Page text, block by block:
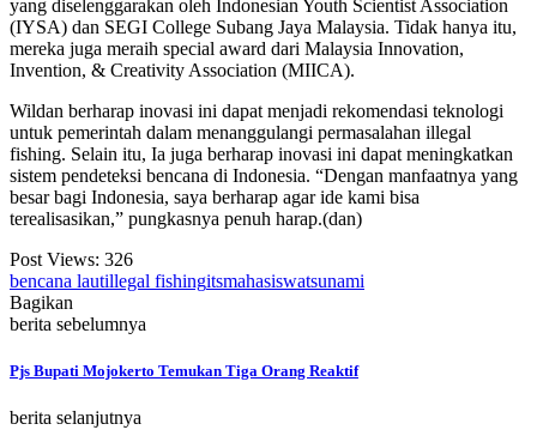
yang diselenggarakan oleh Indonesian Youth Scientist Association
(IYSA) dan SEGI College Subang Jaya Malaysia. Tidak hanya itu,
mereka juga meraih special award dari Malaysia Innovation,
Invention, & Creativity Association (MIICA).
Wildan berharap inovasi ini dapat menjadi rekomendasi teknologi
untuk pemerintah dalam menanggulangi permasalahan illegal
fishing. Selain itu, Ia juga berharap inovasi ini dapat meningkatkan
sistem pendeteksi bencana di Indonesia. “Dengan manfaatnya yang
besar bagi Indonesia, saya berharap agar ide kami bisa
terealisasikan,” pungkasnya penuh harap.(dan)
Post Views: 326
bencana lautillegal fishingitsmahasiswatsunami
Bagikan
berita sebelumnya
Pjs Bupati Mojokerto Temukan Tiga Orang Reaktif
berita selanjutnya